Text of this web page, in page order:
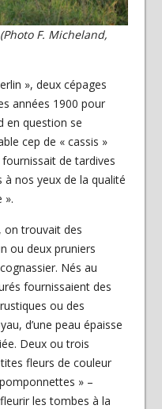
F. Micheland,
», deux cépages
années 1900 pour
en question se
cep de « cassis »
de tardives
nos yeux de la qualité
».
on trouvait des
ou deux pruniers
Nés au
fournissaient des
ou des
d’une peau épaisse
Deux ou trois
fleurs de couleur
» –
les tombes à la